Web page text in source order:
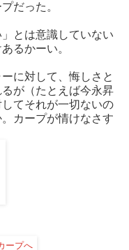
だった。
とは意識していない
るかーい。
に対して、悔しさと
が（たとえば今永昇
てそれが一切ないの
カープが情けなさす